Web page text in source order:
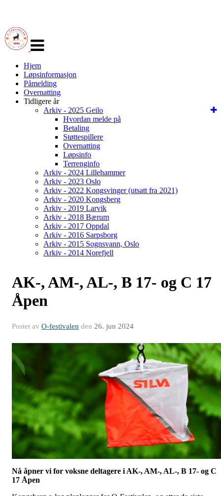
navigasjon
Hjem
Løpsinformasjon
Påmelding
Overnatting
Tidligere år
Arkiv - 2025 Geilo
Hvordan melde på
Betaling
Støttespillere
Overnatting
Løpsinfo
Terrenginfo
Arkiv - 2024 Lillehammer
Arkiv - 2023 Oslo
Arkiv - 2022 Kongsvinger (utsatt fra 2021)
Arkiv - 2020 Kongsberg
Arkiv - 2019 Larvik
Arkiv - 2018 Bærum
Arkiv - 2017 Oppdal
Arkiv - 2016 Sarpsborg
Arkiv - 2015 Sognsvann, Oslo
Arkiv - 2014 Norefjell
AK-, AM-, AL-, B 17- og C 17
Åpen
Postet av O-festivalen den 26. jun 2024
Nå åpner vi for voksne deltagere i AK-, AM-, AL-, B 17- og C
17 Åpen